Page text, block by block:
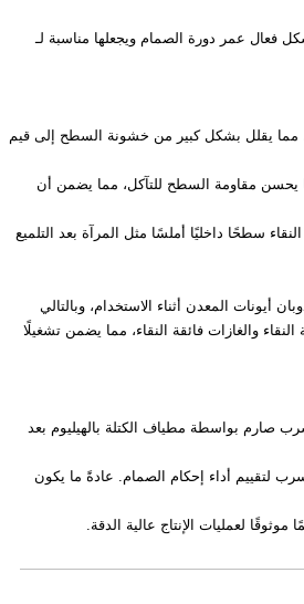
عمر دورة الصمام ويجعلها مناسبة لـ
مما يقلل بشكل كبير من خشونة السطح إلى قيم
أيضًا يحسن مقاومة السطح للتآكل، مما يضمن أن
سطحًا داخليًا أملسًا مثل المرآة بعد التلميع
أيونات المعدن أثناء الاستخدام، وبالتالي
والغازات فائقة النقاء، مما يضمن تشغيلًا
صارم بواسطة مطياف الكتلة بالهيليوم بعد
لتقييم أداء إحكام الصمام. عادةً ما يكون